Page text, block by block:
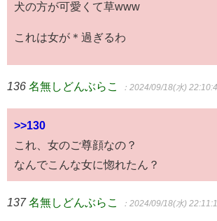
犬の方が可愛くて草www
これは女が＊過ぎるわ
136 名無しどんぶらこ ：2024/09/18(水)
>>130
これ、女のご尊顔なの？
なんでこんな女に惚れたん？
137 名無しどんぶらこ ：2024/09/18(水)